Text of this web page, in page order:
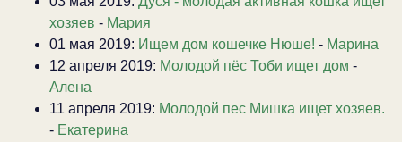
хозяев - Мария
01 мая 2019: Ищем дом кошечке Нюше! - Марина
12 апреля 2019: Молодой пёс Тоби ищет дом -
Алена
11 апреля 2019: Молодой пес Мишка ищет хозяев.
- Екатерина